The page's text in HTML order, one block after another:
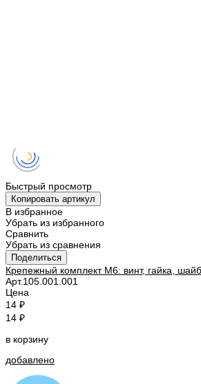
Быстрый просмотр
Копировать артикул
В избранное
Убрать из избранного
Сравнить
Убрать из сравнения
Поделиться
Крепежный комплект M6: винт, гайка,
Арт.105.001.001
Цена
14 ₽
14 ₽
в корзину
добавлено